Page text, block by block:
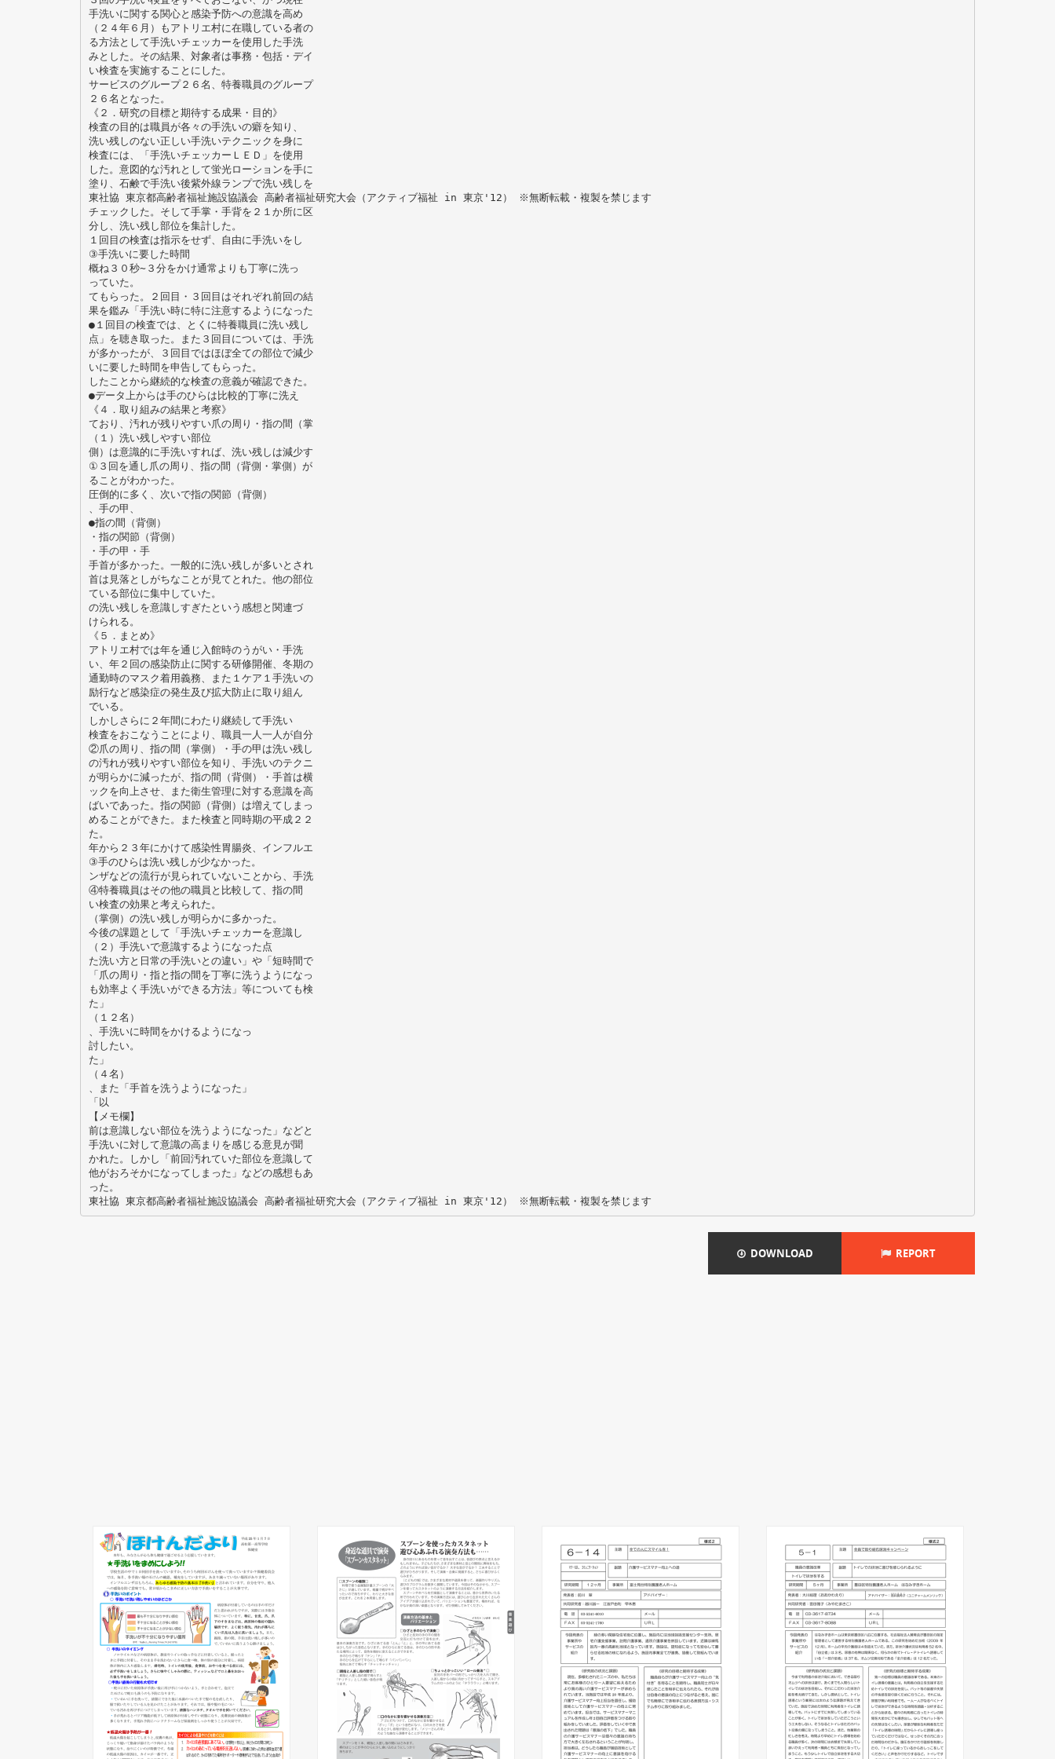
手洗いに関する関心と感染予防への意識を高め
（２４年６月）もアトリエ村に在職している者の
る方法として手洗いチェッカーを使用した手洗
みとした。その結果、対象者は事務・包括・デイ
い検査を実施することにした。
サービスのグループ２６名、特養職員のグループ
２６名となった。
《２．研究の目標と期待する成果・目的》
検査の目的は職員が各々の手洗いの癖を知り、
洗い残しのない正しい手洗いテクニックを身に
検査には、「手洗いチェッカーＬＥＤ」を使用
した。意図的な汚れとして蛍光ローションを手に
塗り、石鹸で手洗い後紫外線ランプで洗い残しを
東社協 東京都高齢者福祉施設協議会 高齢者福祉研究大会（アクティブ福祉 in 東京'12） ※無断転載・複製を禁じます
チェックした。そして手掌・手背を２１か所に区
分し、洗い残し部位を集計した。
１回目の検査は指示をせず、自由に手洗いをし
③手洗いに要した時間
概ね３０秒∼３分をかけ通常よりも丁寧に洗っ
っていた。
てもらった。２回目・３回目はそれぞれ前回の結
果を鑑み「手洗い時に特に注意するようになった
●１回目の検査では、とくに特養職員に洗い残し
点」を聴き取った。また３回目については、手洗
が多かったが、３回目ではほぼ全ての部位で減少
いに要した時間を申告してもらった。
したことから継続的な検査の意義が確認できた。
●データ上からは手のひらは比較的丁寧に洗え
《４．取り組みの結果と考察》
ており、汚れが残りやすい爪の周り・指の間（掌
（１）洗い残しやすい部位
側）は意識的に手洗いすれば、洗い残しは減少す
①３回を通し爪の周り、指の間（背側・掌側）が
ることがわかった。
圧倒的に多く、次いで指の関節（背側）
、手の甲、
●指の間（背側）
・指の関節（背側）
・手の甲・手
手首が多かった。一般的に洗い残しが多いとされ
首は見落としがちなことが見てとれた。他の部位
ている部位に集中していた。
の洗い残しを意識しすぎたという感想と関連づ
けられる。
《５．まとめ》
アトリエ村では年を通じ入館時のうがい・手洗
い、年２回の感染防止に関する研修開催、冬期の
通勤時のマスク着用義務、また１ケア１手洗いの
励行など感染症の発生及び拡大防止に取り組ん
でいる。
しかしさらに２年間にわたり継続して手洗い
検査をおこなうことにより、職員一人一人が自分
②爪の周り、指の間（掌側）・手の甲は洗い残し
の汚れが残りやすい部位を知り、手洗いのテクニ
が明らかに減ったが、指の間（背側）・手首は横
ックを向上させ、また衛生管理に対する意識を高
ばいであった。指の関節（背側）は増えてしまっ
めることができた。また検査と同時期の平成２２
た。
年から２３年にかけて感染性胃腸炎、インフルエ
③手のひらは洗い残しが少なかった。
ンザなどの流行が見られていないことから、手洗
④特養職員はその他の職員と比較して、指の間
い検査の効果と考えられた。
（掌側）の洗い残しが明らかに多かった。
今後の課題として「手洗いチェッカーを意識し
（２）手洗いで意識するようになった点
た洗い方と日常の手洗いとの違い」や「短時間で
「爪の周り・指と指の間を丁寧に洗うようになっ
も効率よく手洗いができる方法」等についても検
た」
（１２名）
、手洗いに時間をかけるようになっ
討したい。
た」
（４名）
、また「手首を洗うようになった」
「以
【メモ欄】
前は意識しない部位を洗うようになった」などと
手洗いに対して意識の高まりを感じる意見が聞
かれた。しかし「前回汚れていた部位を意識して
他がおろそかになってしまった」などの感想もあ
った。
DOWNLOAD REPORT